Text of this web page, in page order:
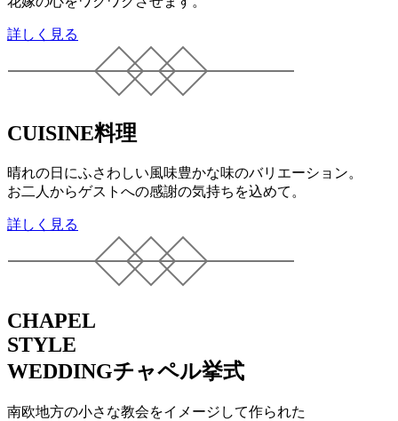
詳しく見る
CUISINE料理
晴れの日にふさわしい風味豊かな味のバリエーション。
お二人からゲストへの感謝の気持ちを込めて。
詳しく見る
CHAPEL
STYLE
WEDDINGチャペル挙式
南欧地方の小さな教会をイメージして作られた